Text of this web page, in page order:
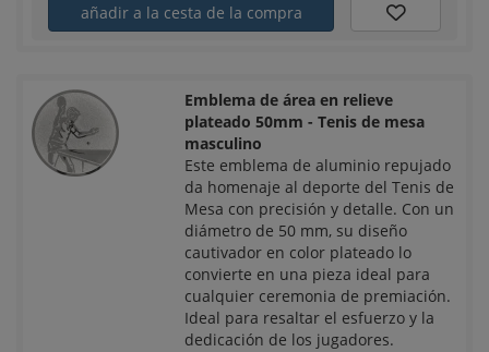
añadir a la cesta de la compra
Emblema de área en relieve
plateado 50mm - Tenis de mesa
masculino
Este emblema de aluminio repujado
da homenaje al deporte del Tenis de
Mesa con precisión y detalle. Con un
diámetro de 50 mm, su diseño
cautivador en color plateado lo
convierte en una pieza ideal para
cualquier ceremonia de premiación.
Ideal para resaltar el esfuerzo y la
dedicación de los jugadores.